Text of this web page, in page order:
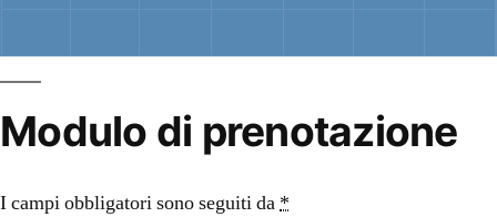
Modulo di prenotazione
I campi obbligatori sono seguiti da*